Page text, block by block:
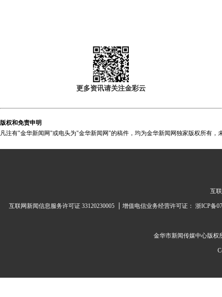
更多资讯请关注金彩云
版权和免责申明
凡注有"金华新闻网"或电头为"金华新闻网"的稿件，均为金华新闻网独家版权所有
互
互联网新闻信息服务许可证 33120230005 增值电信业务经营许可证： 浙ICP备
金华市新闻传媒中心版权